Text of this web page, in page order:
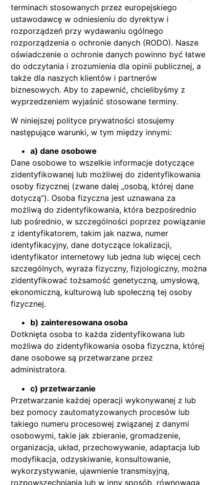
terminach stosowanych przez europejskiego
ustawodawcę w odniesieniu do dyrektyw i
rozporządzeń przy wydawaniu ogólnego
rozporządzenia o ochronie danych (RODO). Nasze
oświadczenie o ochronie danych powinno być łatwe
do odczytania i zrozumienia dla opinii publicznej, a
także dla naszych klientów i partnerów
biznesowych. Aby to zapewnić, chcielibyśmy z
wyprzedzeniem wyjaśnić stosowane terminy.
W niniejszej polityce prywatności stosujemy
następujące warunki, w tym między innymi:
a) dane osobowe
Dane osobowe to wszelkie informacje dotyczące
zidentyfikowanej lub możliwej do zidentyfikowania
osoby fizycznej (zwane dalej „osobą, której dane
dotyczą”). Osoba fizyczna jest uznawana za
możliwą do zidentyfikowania, która bezpośrednio
lub pośrednio, w szczególności poprzez powiązanie
z identyfikatorem, takim jak nazwa, numer
identyfikacyjny, dane dotyczące lokalizacji,
identyfikator internetowy lub jedna lub więcej cech
szczególnych, wyraża fizyczny, fizjologiczny, można
zidentyfikować tożsamość genetyczną, umysłową,
ekonomiczną, kulturową lub społeczną tej osoby
fizycznej.
b) zainteresowana osoba
Dotknięta osoba to każda zidentyfikowana lub
możliwa do zidentyfikowania osoba fizyczna, której
dane osobowe są przetwarzane przez
administratora.
c) przetwarzanie
Przetwarzanie każdej operacji wykonywanej z lub
bez pomocy zautomatyzowanych procesów lub
takiego numeru procesowej związanej z danymi
osobowymi, takie jak zbieranie, gromadzenie,
organizacja, układ, przechowywanie, adaptacja lub
modyfikacja, odzyskiwanie, konsultowanie,
wykorzystywanie, ujawnienie transmisyjną,
rozpowszechniania lub w inny sposób, równowaga